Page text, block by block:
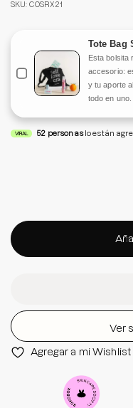
Tamaño: 50 ml
SKU: COSRX21
Tote Bag
Esta bolsita
accesorio:
y tu aporte
todo en uno.
VIRAL 52 personas lo están
Ver
Agregar a mi Wishlist